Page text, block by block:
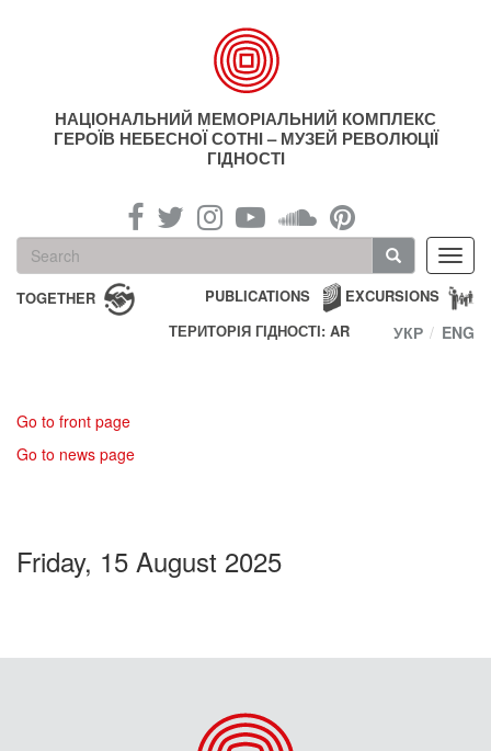
НАЦІОНАЛЬНИЙ МЕМОРІАЛЬНИЙ КОМПЛЕКС
ГЕРОЇВ НЕБЕСНОЇ СОТНІ – МУЗЕЙ РЕВОЛЮЦІЇ
ГІДНОСТІ
Search
form
Search
TOGETHER EXCURSIONS
PUBLICATIONS
ТЕРИТОРІЯ ГІДНОСТІ: AR
УКР ENG
Go to front page
Go to news page
Friday, 15 August 2025